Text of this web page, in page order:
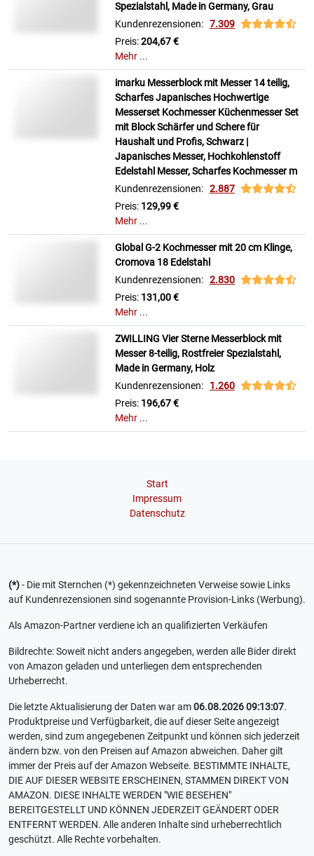
Spezialstahl, Made in Germany, Grau
Kundenrezensionen: 7.309
Preis:204,67 €
Mehr ...
imarku Messerblock mit Messer 14 teilig,
Scharfes Japanisches Hochwertige
Messerset Kochmesser Küchenmesser Set
mit Block Schärfer und Schere für
Haushalt und Profis, Schwarz |
Japanisches Messer, Hochkohlenstoff
Edelstahl Messer, Scharfes Kochmesser m
Kundenrezensionen: 2.887
Preis: 129,99 €
Mehr ...
Global G-2 Kochmesser mit 20 cm Klinge,
Cromova 18 Edelstahl
Kundenrezensionen: 2.830
Preis: 131,00 €
Mehr ...
ZWILLING Vier Sterne Messerblock mit
Messer 8-teilig, Rostfreier Spezialstahl,
Made in Germany, Holz
Kundenrezensionen: 1.260
Preis: 196,67 €
Mehr ...
Start
Impressum
Datenschutz
(*)- Die mit Sternchen (*) gekennzeichneten Verweise sowie Links
auf Kundenrezensionen sind sogenannte Provision-Links (Werbung).
Als Amazon-Partner verdiene ich an qualifizierten Verkäufen
Bildrechte: Soweit nicht anders angegeben, werden alle Bider direkt
von Amazon geladen und unterliegen dem entsprechenden
Urheberrecht.
Die letzte Aktualisierung der Daten war am06.08.2026 09:13:07.
Produktpreise und Verfügbarkeit, die auf dieser Seite angezeigt
werden, sind zum angegebenen Zeitpunkt und können sich jederzeit
ändern bzw. von den Preisen auf Amazon abweichen. Daher gilt
immer der Preis auf der Amazon Webseite. BESTIMMTE INHALTE,
DIE AUF DIESER WEBSITE ERSCHEINEN, STAMMEN DIREKT VON
AMAZON. DIESE INHALTE WERDEN "WIE BESEHEN"
BEREITGESTELLT UND KÖNNEN JEDERZEIT GEÄNDERT ODER
ENTFERNT WERDEN. Alle anderen Inhalte sind urheberrechtlich
geschützt. Alle Rechte vorbehalten.